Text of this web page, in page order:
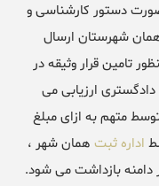
دستور کارشناسی و
شهرستان ارسال
تامین قرار وثیقه در
ارزیابی می
متهم به ازای مبلغ
اداره ثبت همان شهر ،
دامنه بازداشت می شود.